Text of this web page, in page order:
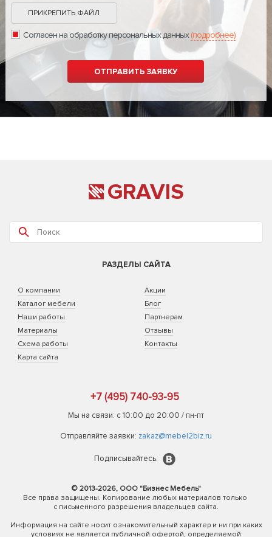
ПРИКРЕПИТЬ ФАЙЛ
Согласен на обработку персональных данных(подробнее)
GRAVIS
РАЗДЕЛЫ САЙТА
О компании
Каталог мебели
Наши работы
Материалы
Схема работы
Карта сайта
Акции
Блог
Партнерам
Отзывы
Контакты
+7 (495) 740-93-95
Мы на связи: с 10:00 до 20:00 / пн-пт
Отправляйте заявки: zakaz@mebel2biz.ru
Подписывайтесь:
© 2013-2026, ООО "Бизнес Мебель"
Все права защищены. Копирование любых материалов только
с письменного разрешения владельцев сайта.
Информация на сайте носит ознакомительный характер и ни при каких
условиях не является публичной офертой, определяемой